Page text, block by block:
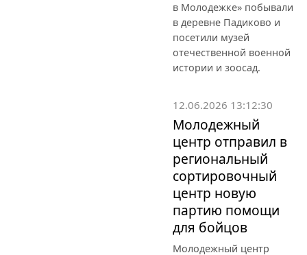
в Молодежке» побывали
в деревне Падиково и
посетили музей
отечественной военной
истории и зоосад.
12.06.2026 13:12:30
Молодежный
центр отправил в
региональный
сортировочный
центр новую
партию помощи
для бойцов
Молодежный центр